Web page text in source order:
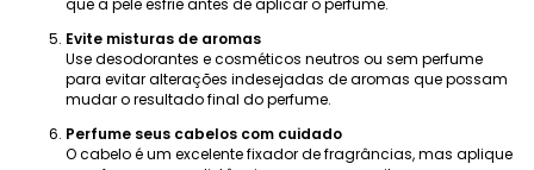
que a pele esfrie antes de aplicar o perfume.
Evite misturas ​​de aromas
Use desodorantes e cosméticos neutros ou sem perfume
para evitar alterações indesejadas de aromas que possam
mudar o resultado final do perfume.
Perfume seus cabelos com cuidado
O cabelo é um excelente fixador de fragrâncias, mas aplique